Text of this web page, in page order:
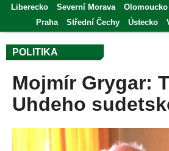
Liberecko
Severní Morava Olomoucko
Praha
Střední Čechy Ústecko
POLITIKA
Mojmír Grygar:
Uhdeho